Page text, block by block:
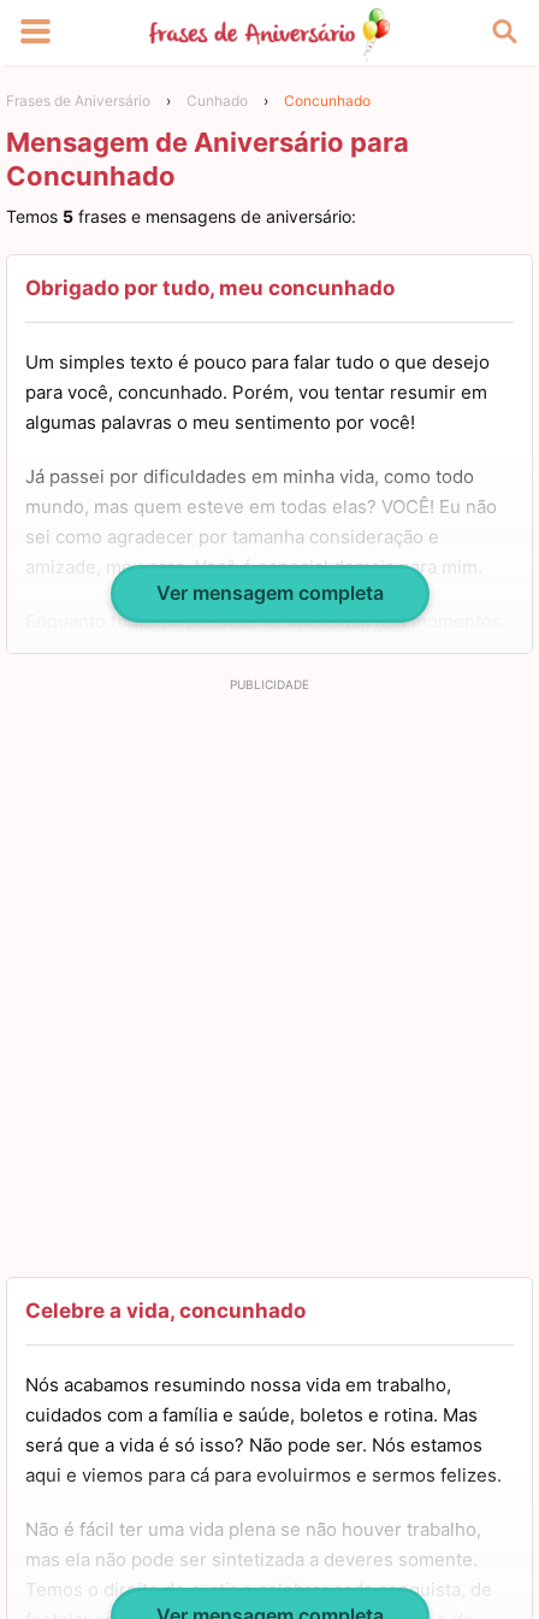
Frases de Aniversário › Cunhado › Concunhado
Mensagem de Aniversário para
Concunhado
Temos 5 frases e mensagens de aniversário:
Obrigado por tudo, meu concunhado
Um simples texto é pouco para falar tudo o que desejo
para você, concunhado. Porém, vou tentar resumir em
algumas palavras o meu sentimento por você!
Já passei por dificuldades em minha vida, como todo
mundo, mas quem esteve em todas elas? VOCÊ! Eu não
sei como agradecer por tamanha consideração e
amizade, meu caro. Você é especial demais para mim.
Enquanto todas as pessoas se afastaram nos momentos
difíceis, você foi um dos únicos que permaneceu do meu
lado, me apoiando e sempre perguntando o que poderia
Ver mensagem completa
Celebre a vida, concunhado
Nós acabamos resumindo nossa vida em trabalho,
cuidados com a família e saúde, boletos e rotina. Mas
será que a vida é só isso? Não pode ser. Nós estamos
aqui e viemos para cá para evoluirmos e sermos felizes.
Não é fácil ter uma vida plena se não houver trabalho,
mas ela não pode ser sintetizada a deveres somente.
Temos o direito de curtir e celebrar cada conquista, de